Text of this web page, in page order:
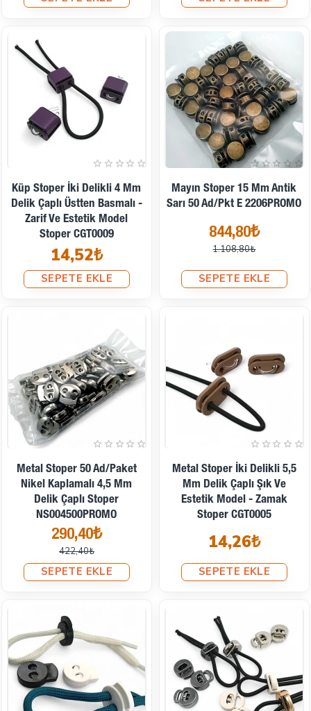
Küp Stoper İki Delikli 4 Mm
Delik Çaplı Üstten Basmalı -
Zarif Ve Estetik Model
Stoper CGT0009
14,52₺
SEPETE EKLE
İndirimde
Mayın Stoper 15 Mm Antik
Sarı 50 Ad/pkt E 2206PROMO
844,80₺
1.108,80₺
SEPETE EKLE
İndirimde
Metal Stoper 50 Ad/Paket
Nikel Kaplamalı 4,5 Mm
Delik Çaplı Stoper
NS004500PROMO
290,40₺
422,40₺
SEPETE EKLE
Metal Stoper İki Delikli 5,5
Mm Delik Çaplı Şık Ve
Estetik Model - Zamak
Stoper CGT0005
14,26₺
SEPETE EKLE